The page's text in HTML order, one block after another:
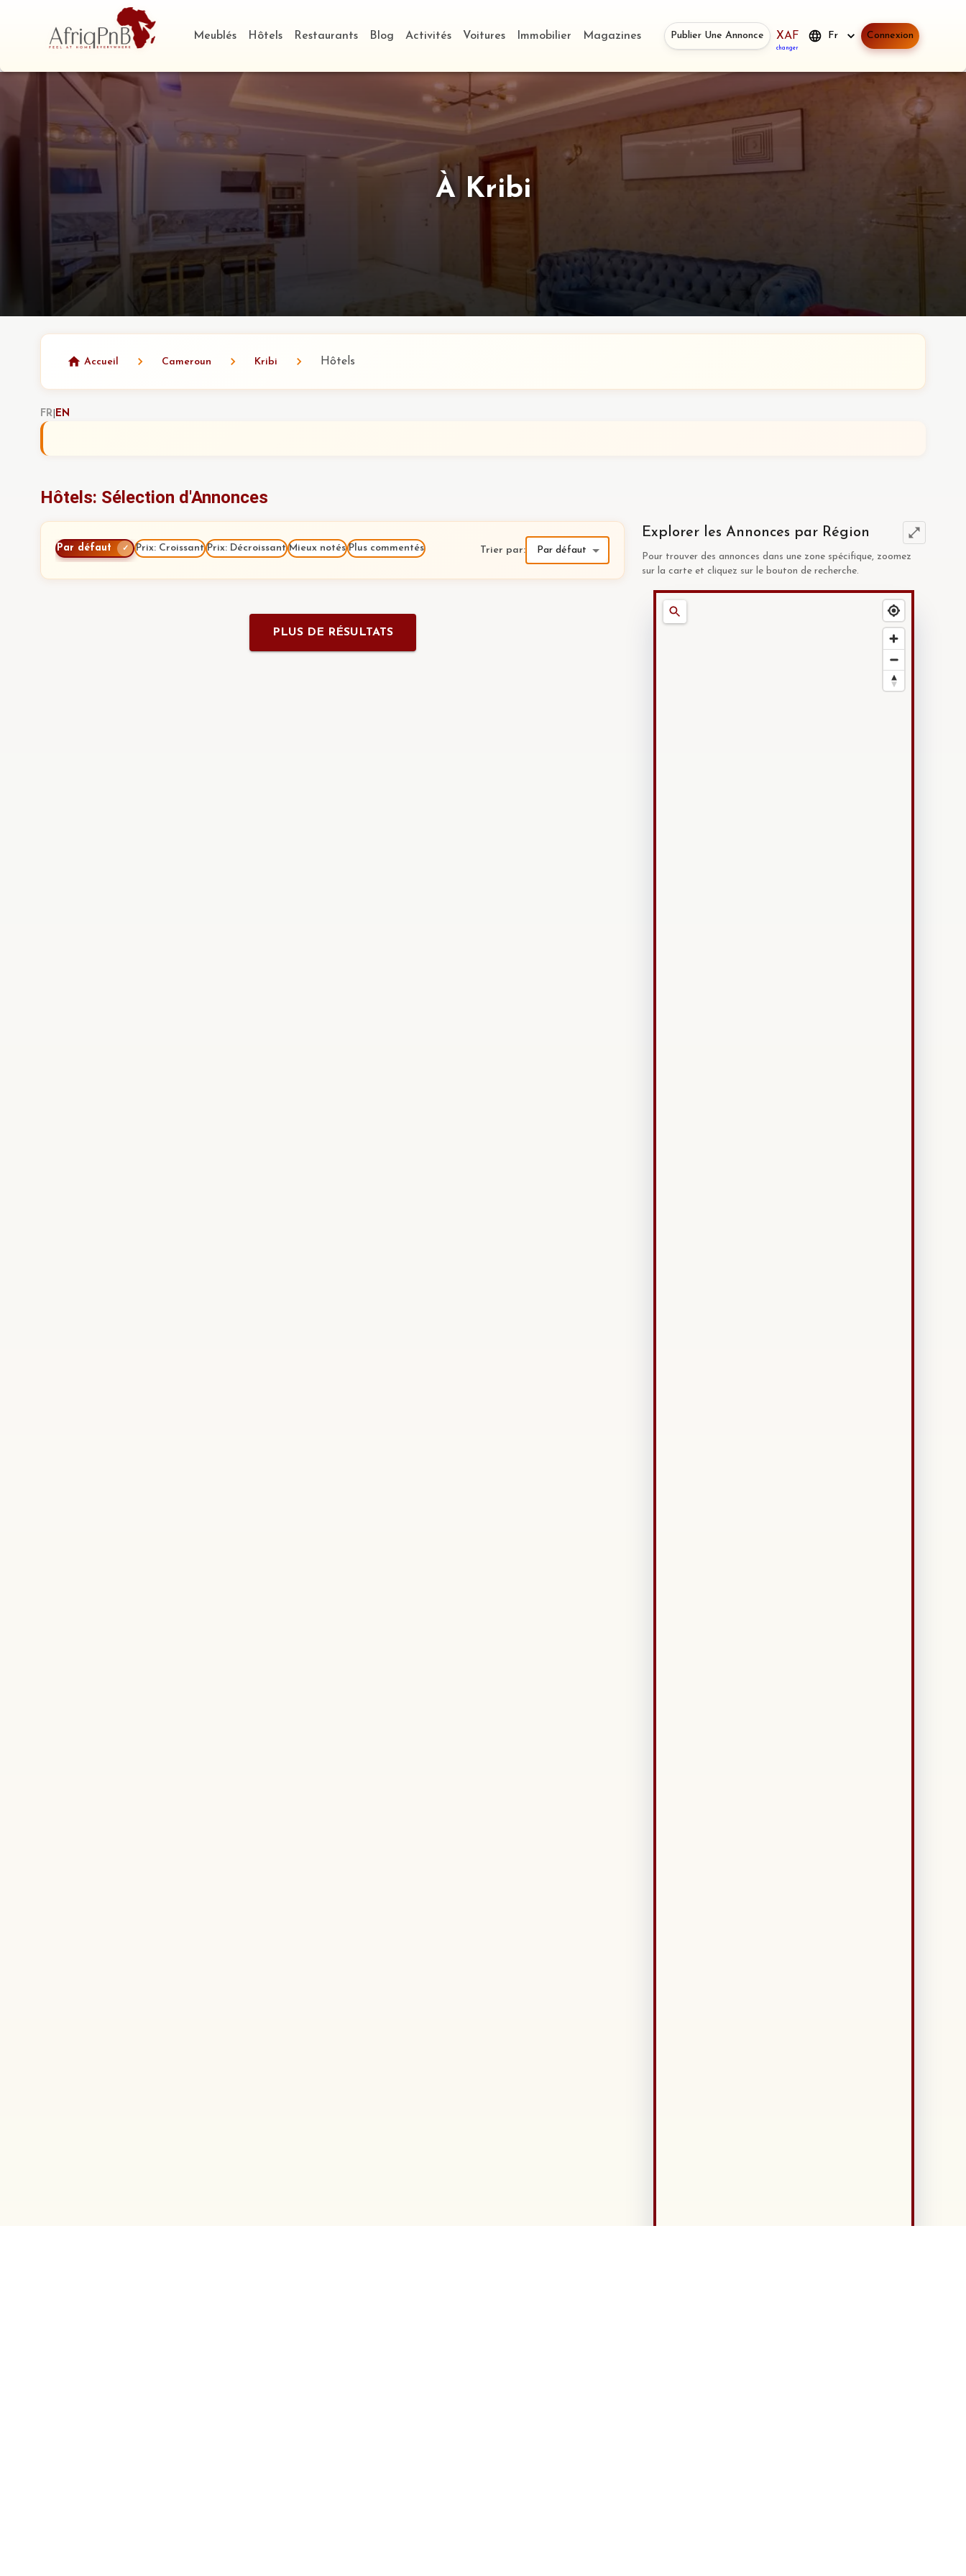
Meublés Hôtels Restaurants Blog Activités Voitures Immobilier Magazines Publier Une Annonce XAF
changer
Fr Connexion
À Kribi
Accueil Cameroun Kribi Hôtels
FR EN
Hôtels: Sélection d'Annonces
Par défaut ✓ Prix: Croissant Prix: Décroissant Mieux notés Plus commentés Trier par: Par défaut
PLUS DE RÉSULTATS
Explorer les Annonces par Région
Pour trouver des annonces dans une zone spécifique, zoomez
sur la carte et cliquez sur le bouton de recherche.